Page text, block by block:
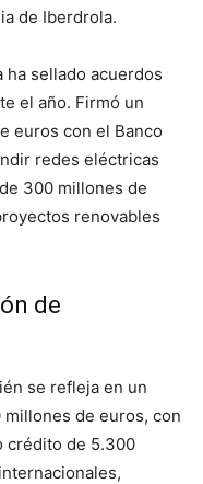
de Iberdrola.
ha sellado acuerdos
el año. Firmó un
euros con el Banco
redes eléctricas
300 millones de
renovables
de
se refleja en un
de euros, con
crédito de 5.300